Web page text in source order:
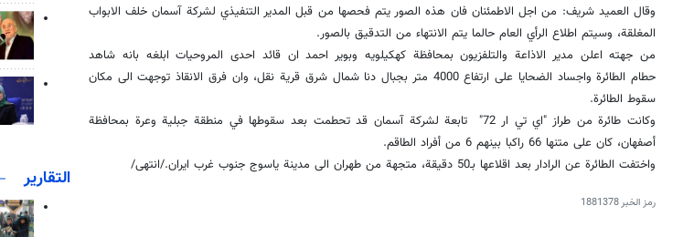
وقال العميد شريف: من اجل الاطمئنان فان هذه الصور يتم فحصها من قبل المدير التنفيذي لشركة آسمان خلف الابواب
المغلقة، وسيتم اطلاع الرأي العام حالما يتم الانتهاء من التدقيق بالصور.
من جهته اعلن مدير الاذاعة والتلفزيون بمحافظة كهكيلويه وبوير احمد ان قائد احدى المروحيات ابلغه بانه شاهد
حطام الطائرة واجساد الضحايا على ارتفاع 4000 متر بجبال دنا شمال شرق قرية نقل، وان فرق الانقاذ توجهت الى مكان
سقوط الطائرة.
وكانت طائرة من طراز "اي تي ار 72" تابعة لشركة آسمان قد تحطمت بعد سقوطها في منطقة جبلية وعرة بمحافظة
أصفهان، كان على متنها 66 راكبا بينهم 6 من أفراد الطاقم
.
واختفت الطائرة عن الرادار بعد اقلاعها بـ50 دقيقة، متجهة من طهران الى مدينة یاسوج جنوب غرب ايران./انتهى
/
رمز الخبر1881378
التقارير